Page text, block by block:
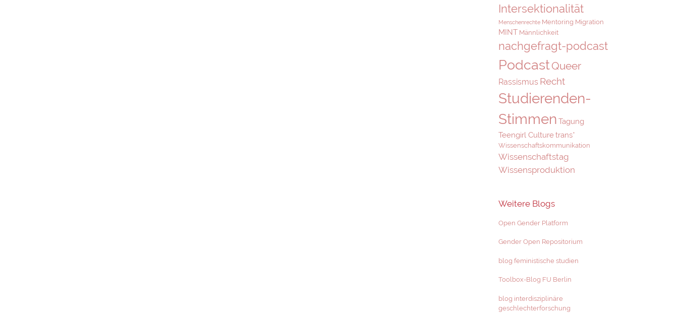
Intersektionalität
Menschenrechte Mentoring Migration
MINT Männlichkeit
nachgefragt-podcast
PodcastQueer
Rassismus Recht
Studierenden-
Stimmen Tagung
Teengirl Culturetrans*
Wissenschaftskommunikation
Wissenschaftstag
Wissensproduktion
Weitere Blogs
Open Gender Platform
Gender Open Repositorium
blog feministische studien
Toolbox-Blog FU Berlin
blog interdisziplinäre
geschlechterforschung